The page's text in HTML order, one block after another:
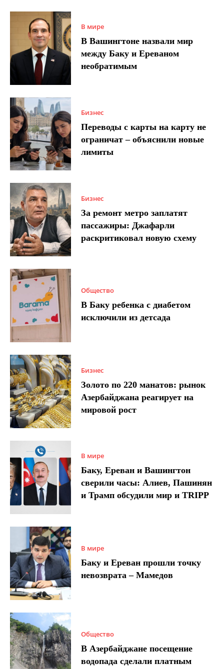
В мире
В Вашингтоне назвали мир
между Баку и Ереваном
необратимым
Бизнес
Переводы с карты на карту не
ограничат – объяснили новые
лимиты
Бизнес
За ремонт метро заплатят
пассажиры: Джафарли
раскритиковал новую схему
Общество
В Баку ребенка с диабетом
исключили из детсада
Бизнес
Золото по 220 манатов: рынок
Азербайджана реагирует на
мировой рост
В мире
Баку, Ереван и Вашингтон
сверили часы: Алиев, Пашинян
и Трамп обсудили мир и TRIPP
В мире
Баку и Ереван прошли точку
невозврата – Мамедов
Общество
В Азербайджане посещение
водопада сделали платным